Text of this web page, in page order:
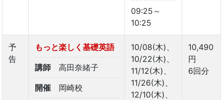
09:25～
10:25
予
告
もっと楽しく基礎英語
講師 高田奈緒子
開催 岡崎校
10/08(木)、
10/22(木)、
11/12(木)、
11/26(木)、
12/10(木)、
10,490
円
6回分